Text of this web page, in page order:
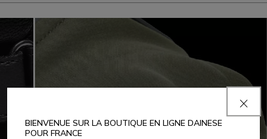
BIENVENUE SUR LA BOUTIQUE EN LIGNE DAINESE
POUR FRANCE